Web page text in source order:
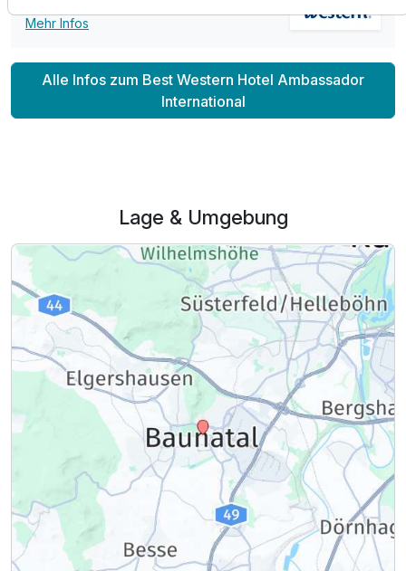
Ausstattung
Für 5 Tage p.P. ab428,00 €
Familienzimmer
2 Erwachsene und 2 Kinder
Mehr Infos
Alle Infos zum Best Western Hotel Ambassador
International
Lage & Umgebung